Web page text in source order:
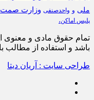
ملی و واحدصنفی وزارت صمت
پلیس اماکن،
تمام حقوق مادی و معنوی
باشد و استفاده از مطالب
طراحی سایت : آریان دیتا